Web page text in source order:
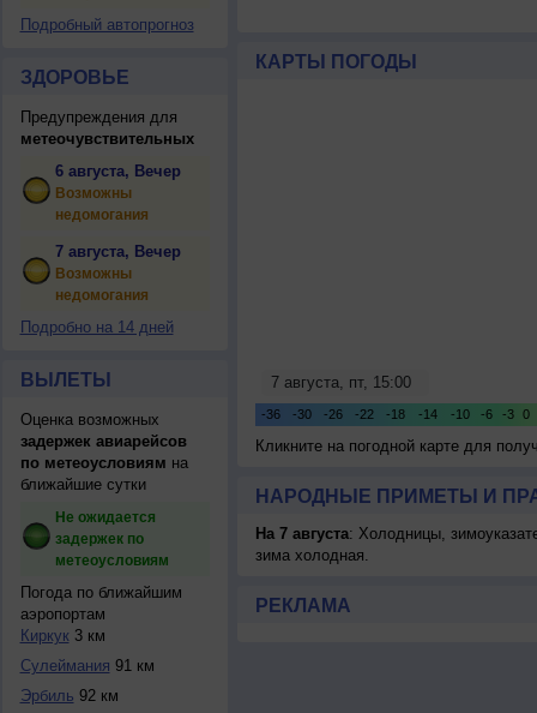
Подробный автопрогноз
ЗДОРОВЬЕ
Предупреждения для
метеочувствительных
6 августа, Вечер
Возможны
недомогания
7 августа, Вечер
Возможны
недомогания
Подробно на 14 дней
ВЫЛЕТЫ
Оценка возможных
задержек авиарейсов
по метеоусловиям на
ближайшие сутки
Не ожидается
задержек по
метеоусловиям
Погода по ближайшим
аэропортам
Киркук3 км
Сулеймания 91 км
Эрбиль 92 км
КАРТЫ ПОГОДЫ
Кликните на погодной карте для
НАРОДНЫЕ ПРИМЕТЫ И
На 7 августа: Холодницы,
зима холодная.
РЕКЛАМА